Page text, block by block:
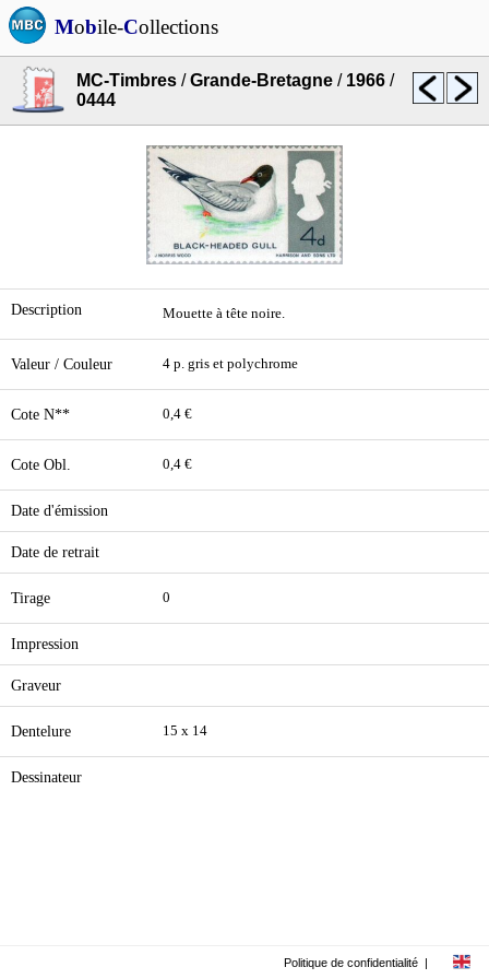
Mobile-Collections
MC-Timbres /Grande-Bretagne / 1966 /
0444
Description Mouette à tête noire.
Valeur / Couleur 4 p. gris et polychrome
Cote N** 0,4 €
Cote Obl. 0,4 €
Date d'émission
Date de retrait
Tirage 0
Impression
Graveur
Dentelure 15 x 14
Dessinateur
Politique de confidentialité |